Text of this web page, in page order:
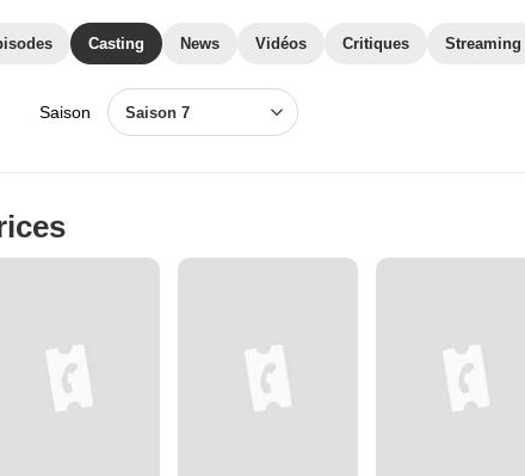
Casting News Vidéos Critiques Streaming
Saison Saison 7